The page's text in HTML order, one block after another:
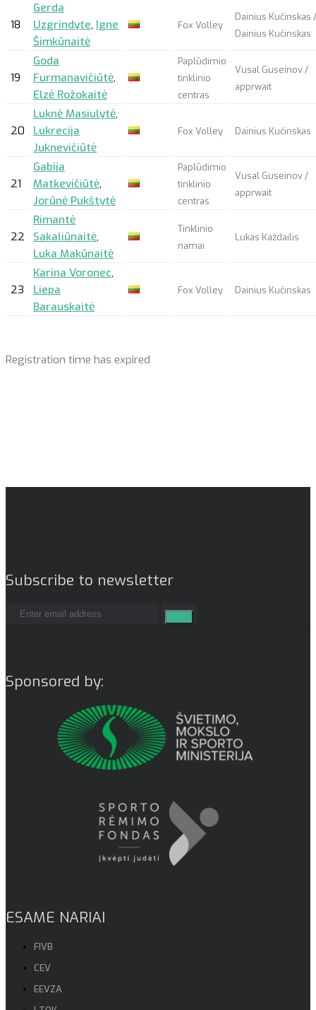
18
Gerda
Uzgrindyte, Igne
Šimkūnaitė
Fox Volley
Dainius Kučinskas /
Dainius Kučinskas
19
Goda
Furmanavičiūtė,
Elzė Rožokaitė
Paplūdimio
tinklinio
centras
Vusal Guseinov /
apprwait
20
Luknė Masiulytė,
Lukrecija
Juknevičiūtė
Fox Volley Dainius Kučinskas
21
Gabija
Matkevičiūtė,
Jorūnė Pukštytė
Paplūdimio
tinklinio
centras
Vusal Guseinov /
apprwait
22
Rimantė
Sakaliūnaitė,
Luka Makūnaitė
Tinklinio
namai
Lukas Každailis
23
Karina Voronec,
Liepa
Barauskaitė
Fox Volley Dainius Kučinskas
Registration time has expired
Subscribe to newsletter
Sponsored by:
ESAME NARIAI
FIVB
CEV
EEVZA